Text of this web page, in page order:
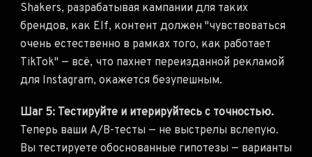
Shakers, разрабатывая кампании для таких
брендов, как Elf, контент должен "чувствоваться
очень естественно в рамках того, как работает
TikTok" — всё, что пахнет переизданной рекламой
для Instagram, окажется безупешным.
Шаг 5: Тестируйте и итерируйтесь с точностью.
Теперь ваши A/B-тесты — не выстрелы вслепую.
Вы тестируете обоснованные гипотезы — варианты